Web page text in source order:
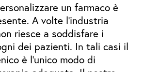
un farmaco è
A volte l’industria
riesce a soddisfare i
dei pazienti. In tali casi il
è l’unico modo di